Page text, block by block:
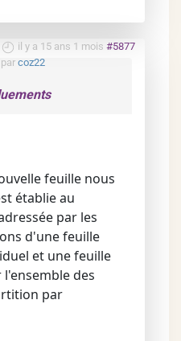
il y a 15 ans 1 mois #5877
par coz22
feuille nous
établie au
par les
d'une feuille
et une feuille
des
par